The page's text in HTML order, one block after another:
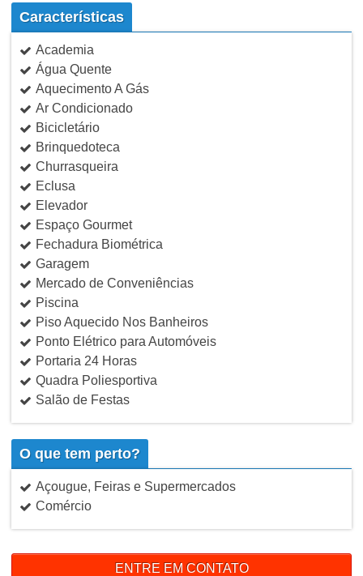
Características
Academia
Água Quente
Aquecimento A Gás
Ar Condicionado
Bicicletário
Brinquedoteca
Churrasqueira
Eclusa
Elevador
Espaço Gourmet
Fechadura Biométrica
Garagem
Mercado de Conveniências
Piscina
Piso Aquecido Nos Banheiros
Ponto Elétrico para Automóveis
Portaria 24 Horas
Quadra Poliesportiva
Salão de Festas
O que tem perto?
Açougue, Feiras e Supermercados
Comércio
ENTRE EM CONTATO